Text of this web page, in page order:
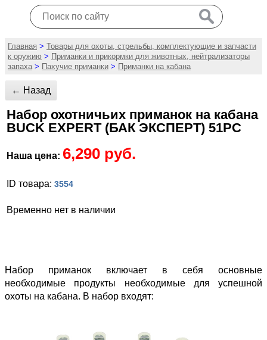
Главная > Товары для охоты, стрельбы, комплектующие и запчасти
к оружию > Приманки и прикормки для животных, нейтрализаторы
запаха > Пахучие приманки > Приманки на кабана
← Назад
Набор охотничьих приманок на кабана
BUCK EXPERT (БАК ЭКСПЕРТ) 51PC
Наша цена: 6,290 руб.
ID товара: 3554
Временно нет в наличии
Набор приманок включает в себя основные
необходимые продукты необходимые для успешной
охоты на кабана. В набор входят: